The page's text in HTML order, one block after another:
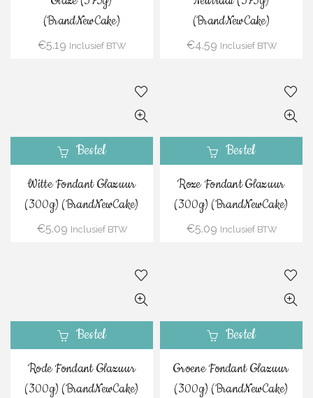
(BrandNewCake)
€5.19 Inclusief BTW
(BrandNewCake)
€4.59 Inclusief BTW
Bestel
Witte Fondant Glazuur
(300g) (BrandNewCake)
€5.09 Inclusief BTW
Bestel
Roze Fondant Glazuur
(300g) (BrandNewCake)
€5.09 Inclusief BTW
Bestel
Rode Fondant Glazuur
(300g) (BrandNewCake)
Bestel
Groene Fondant Glazuur
(300g) (BrandNewCake)